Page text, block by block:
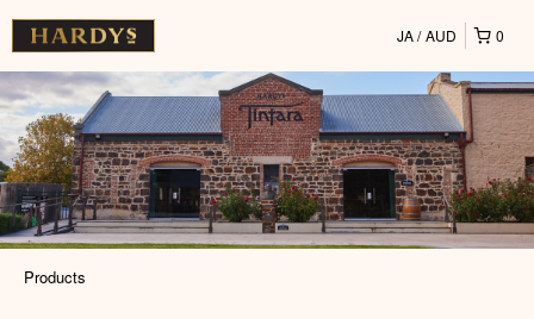
0
JA AUD
Products